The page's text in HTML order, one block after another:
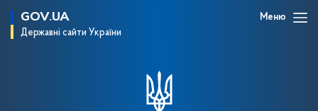
GOV.UA
Державні сайти України
Меню